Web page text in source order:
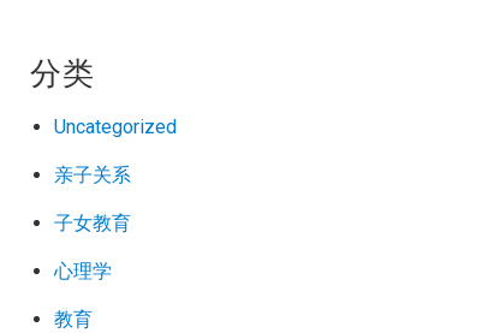
分类
Uncategorized
亲子关系
子女教育
心理学
教育